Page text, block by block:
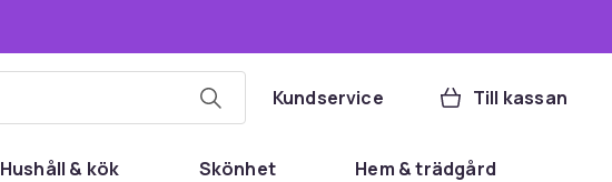
Kundservice Till kassan
Hushåll & kök Skönhet Hem & trädgård